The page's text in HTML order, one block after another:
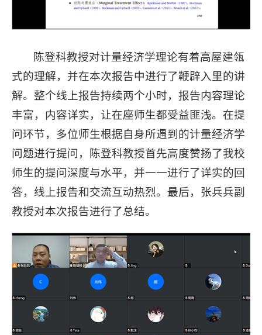
陈登科教授对计量经济学理论有着高屋建瓴
式的理解，并在本次报告中进行了鞭辟入里的讲
解。整个线上报告持续两个小时，报告内容理论
丰富，内容详实，让在座师生都受益匪浅。在提
问环节，多位师生根据自身所遇到的计量经济学
问题进行提问，陈登科教授首先高度赞扬了我校
师生的提问深度与水平，并一一进行了详实的回
答，线上报告和交流互动热烈。最后，张兵兵副
教授对本次报告进行了总结。